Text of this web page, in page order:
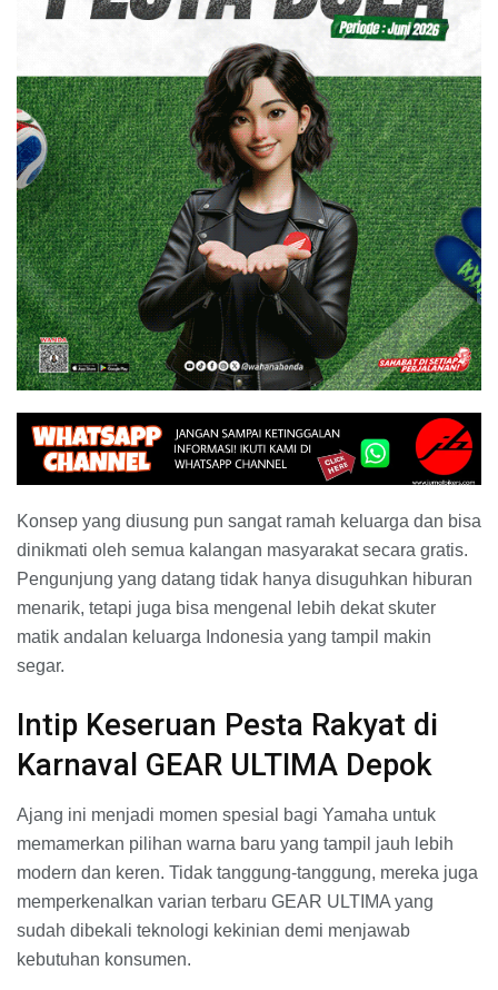
Konsep yang diusung pun sangat ramah keluarga dan bisa
dinikmati oleh semua kalangan masyarakat secara gratis.
Pengunjung yang datang tidak hanya disuguhkan hiburan
menarik, tetapi juga bisa mengenal lebih dekat skuter
matik andalan keluarga Indonesia yang tampil makin
segar.
Intip Keseruan Pesta Rakyat di
Karnaval GEAR ULTIMA Depok
Ajang ini menjadi momen spesial bagi Yamaha untuk
memamerkan pilihan warna baru yang tampil jauh lebih
modern dan keren. Tidak tanggung-tanggung, mereka juga
memperkenalkan varian terbaru GEAR ULTIMA yang
sudah dibekali teknologi kekinian demi menjawab
kebutuhan konsumen.